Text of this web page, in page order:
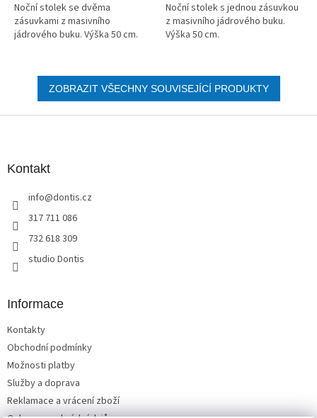
Noční stolek se dvěma
zásuvkami z masivního
jádrového buku. Výška 50 cm.
Noční stolek s jednou zásuvkou
z masivního jádrového buku.
Výška 50 cm.
ZOBRAZIT VŠECHNY SOUVISEJÍCÍ PRODUKTY
Kontakt
info@dontis.cz
317 711 086
732 618 309
studio Dontis
Informace
Kontakty
Obchodní podmínky
Možnosti platby
Služby a doprava
Reklamace a vrácení zboží